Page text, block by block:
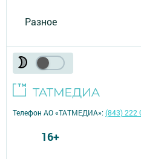
Разное
Телефон АО «ТАТМЕДИА»:(843) 222
16+